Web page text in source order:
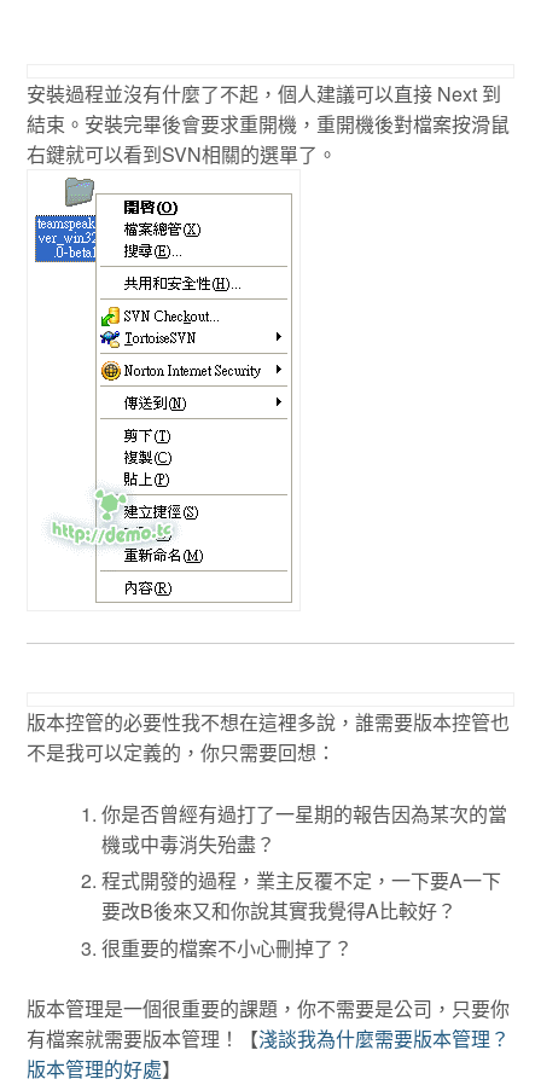
安裝過程並沒有什麼了不起，個人建議可以直接 Next 到
結束。安裝完畢後會要求重開機，重開機後對檔案按滑鼠
右鍵就可以看到SVN相關的選單了。
版本控管的必要性我不想在這裡多說，誰需要版本控管也
不是我可以定義的，你只需要回想：
你是否曾經有過打了一星期的報告因為某次的當
機或中毒消失殆盡？
程式開發的過程，業主反覆不定，一下要A一下
要改B後來又和你說其實我覺得A比較好？
很重要的檔案不小心刪掉了？
版本管理是一個很重要的課題，你不需要是公司，只要你
有檔案就需要版本管理！【淺談我為什麼需要版本管理？
版本管理的好處】